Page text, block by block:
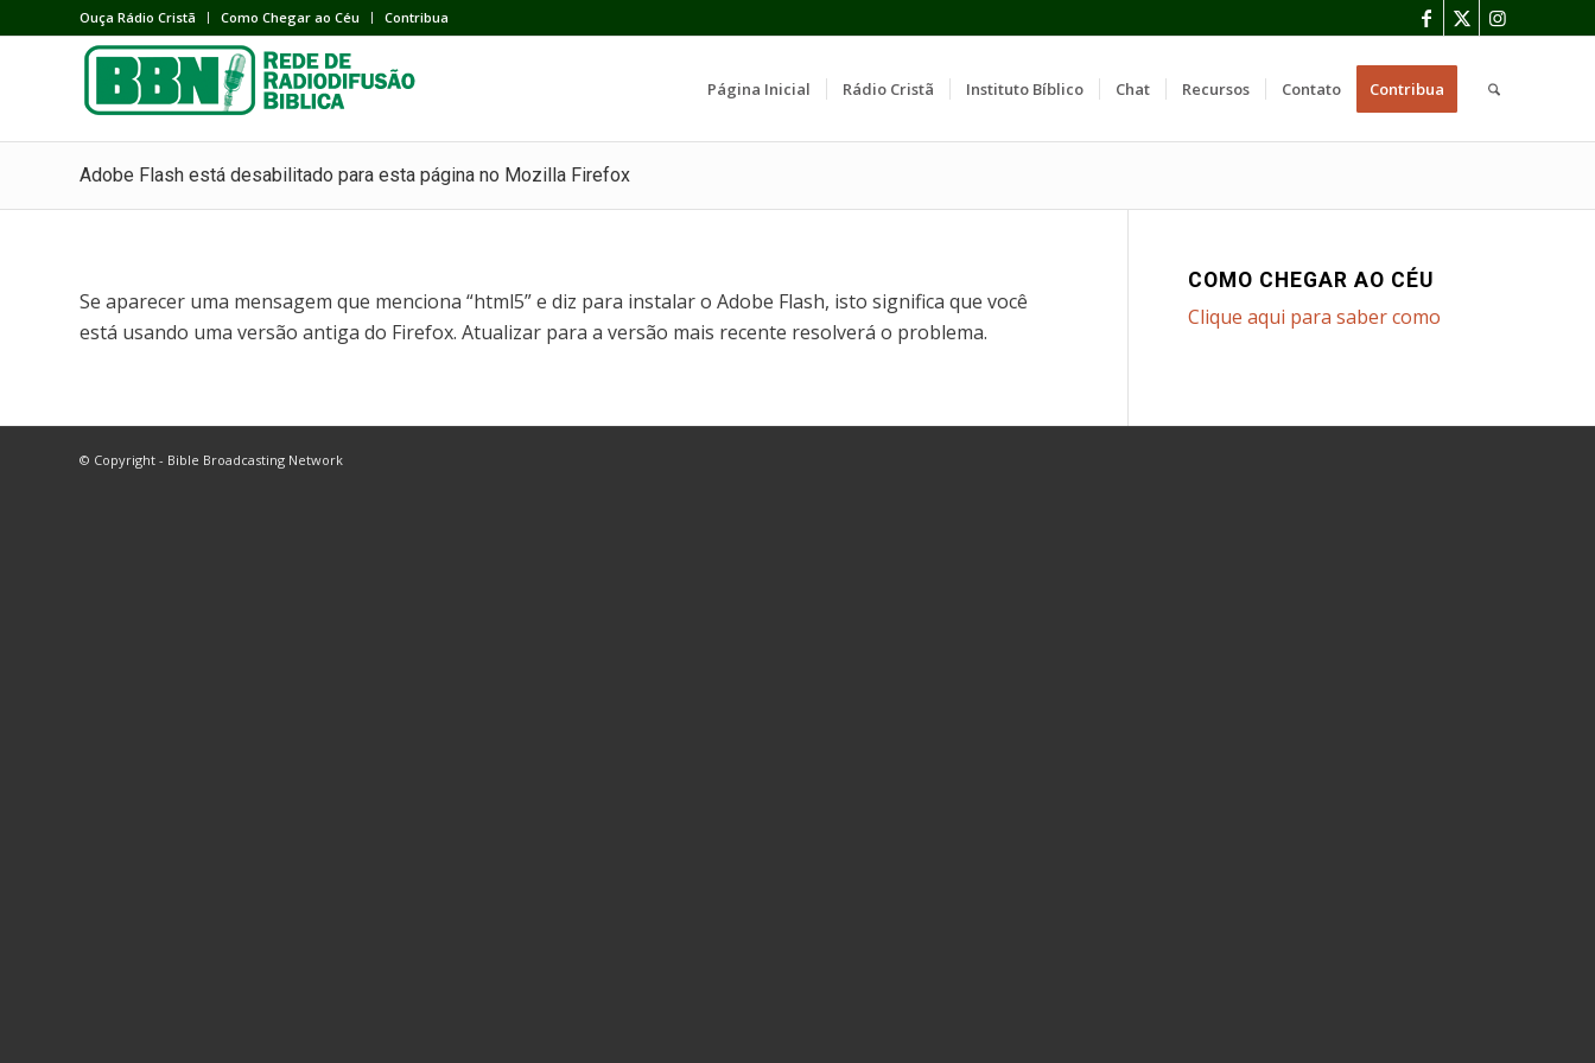
Ouça Rádio Cristã Como Chegar ao Céu Contribua
Página Inicial Rádio Cristã Instituto Bíblico Chat Recursos Contato Contribua
Adobe Flash está desabilitado para esta página no Mozilla Firefox
Se aparecer uma mensagem que menciona “html5” e diz para instalar o Adobe Flash, isto significa que você
está usando uma versão antiga do Firefox. Atualizar para a versão mais recente resolverá o problema.
COMO CHEGAR AO CÉU
Clique aqui para saber como
© Copyright - Bible Broadcasting Network